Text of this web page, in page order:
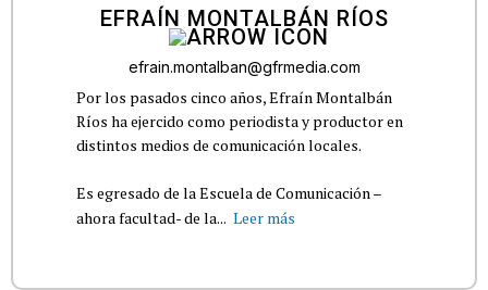
EFRAÍN MONTALBÁN RÍOS
efrain.montalban@gfrmedia.com
Por los pasados cinco años, Efraín Montalbán
Ríos ha ejercido como periodista y productor en
distintos medios de comunicación locales.
Es egresado de la Escuela de Comunicación –
ahora facultad- de la... Leer más